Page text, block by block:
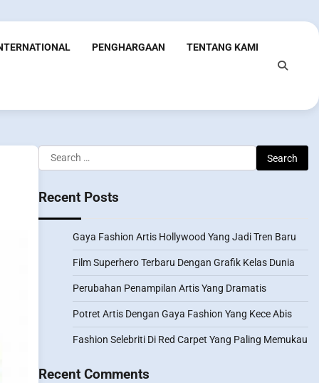
PENGHARGAAN TENTANG KAMI
Search
for:
Recent Posts
Gaya Fashion Artis Hollywood Yang Jadi Tren Baru
Film Superhero Terbaru Dengan Grafik Kelas Dunia
Perubahan Penampilan Artis Yang Dramatis
Potret Artis Dengan Gaya Fashion Yang Kece Abis
Fashion Selebriti Di Red Carpet Yang Paling Memukau
Recent Comments